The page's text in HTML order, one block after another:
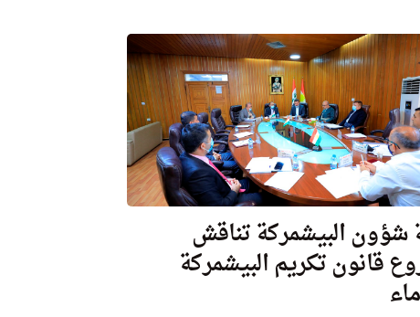
شؤون البيشمركة تناقش
قانون تكريم البيشمركة